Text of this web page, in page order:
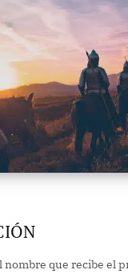
nombre que recibe el